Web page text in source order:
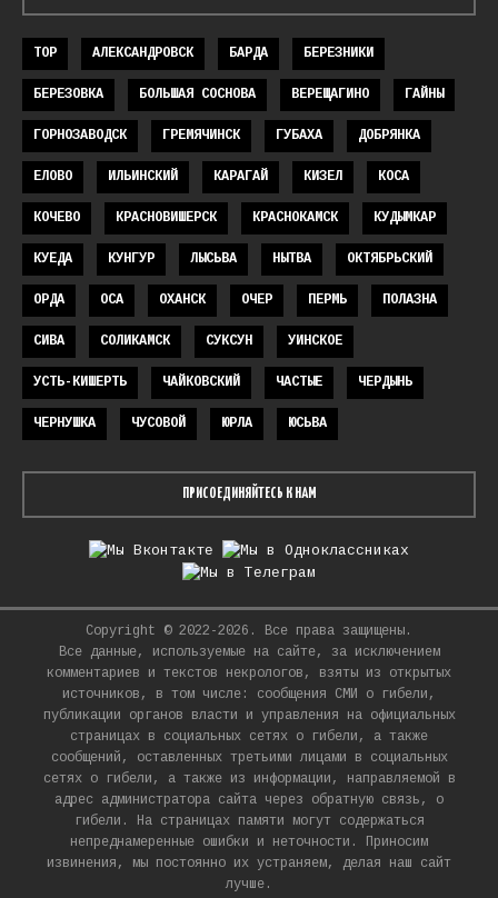
TOP АЛЕКСАНДРОВСК БАРДА БЕРЕЗНИКИ
БЕРЕЗОВКА БОЛЬШАЯ СОСНОВА ВЕРЕЩАГИНО ГАЙНЫ
ГОРНОЗАВОДСК ГРЕМЯЧИНСК ГУБАХА ДОБРЯНКА
ЕЛОВО ИЛЬИНСКИЙ КАРАГАЙ КИЗЕЛ КОСА
КОЧЕВО КРАСНОВИШЕРСК КРАСНОКАМСК КУДЫМКАР
КУЕДА КУНГУР ЛЫСЬВА НЫТВА ОКТЯБРЬСКИЙ
ОРДА ОСА ОХАНСК ОЧЕР ПЕРМЬ ПОЛАЗНА
СИВА СОЛИКАМСК СУКСУН УИНСКОЕ
УСТЬ-КИШЕРТЬ ЧАЙКОВСКИЙ ЧАСТЫЕ ЧЕРДЫНЬ
ЧЕРНУШКА ЧУСОВОЙ ЮРЛА ЮСЬВА
ПРИСОЕДИНЯЙТЕСЬ К НАМ
Copyright © 2022-2026. Все права защищены.
Все данные, используемые на сайте, за исключением
комментариев и текстов некрологов, взяты из открытых
источников, в том числе: сообщения СМИ о гибели,
публикации органов власти и управления на официальных
страницах в социальных сетях о гибели, а также
сообщений, оставленных третьими лицами в социальных
сетях о гибели, а также из информации, направляемой в
адрес администратора сайта через обратную связь, о
гибели. На страницах памяти могут содержаться
непреднамеренные ошибки и неточности. Приносим
извинения, мы постоянно их устраняем, делая наш сайт
лучше.